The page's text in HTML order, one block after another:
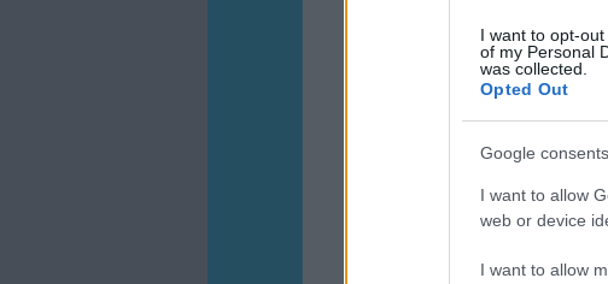
I want to opt-
of my Personal
was collected.
Opted Out
Google consents
I want to allow
web or device
I want to allow